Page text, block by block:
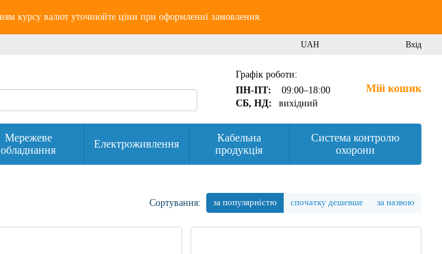
курсу валют уточнюйте ціни при оформленні замовлення.
UAH Вхід
Графік роботи:
ПН-ПТ:
09:00–18:00
СБ, НД:
вихідний
Мій кошик
Мережеве
обладнання
Електроживлення
Кабельна
продукція
Система контролю
охорони
Сортування: за популярністю спочатку дешевше за назвою